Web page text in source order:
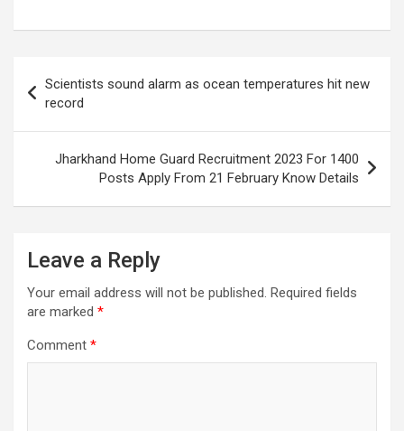
navigation
Scientists sound alarm as ocean temperatures hit new
record
Jharkhand Home Guard Recruitment 2023 For 1400
Posts Apply From 21 February Know Details
Leave a Reply
Your email address will not be published. Required fields
are marked *
Comment *